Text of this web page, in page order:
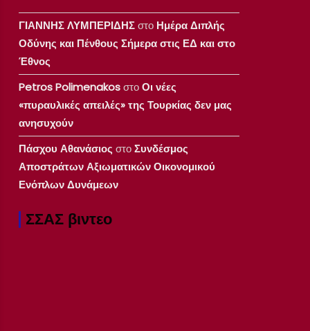
ΓΙΑΝΝΗΣ ΛΥΜΠΕΡΙΔΗΣστο Ημέρα Διπλής
Οδύνης και Πένθους Σήμερα στις ΕΔ και στο
Έθνος
Petros PolimenakosστοΟι νέες
«πυραυλικές απειλές» της Τουρκίας δεν μας
ανησυχούν
Πάσχου Αθανάσιος στοΣυνδέσμος
Αποστράτων Αξιωματικών Οικονομικού
Ενόπλων Δυνάμεων
ΣΣΑΣ βιντεο